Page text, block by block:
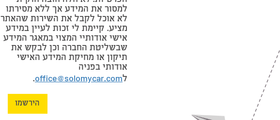
למסור את המידע אך ללא מסירתו
לא אוכל לקבל את השירות שהאתר
מציע. קיימת לי זכות לעיין במידע
אישי אודותיי המצוי במאגר המידע
שבשליטת החברה וכן לבקש את
תיקון או מחיקת המידע האישי
אודותי בפניה
לoffice@solomycar.com
.
הירשמו